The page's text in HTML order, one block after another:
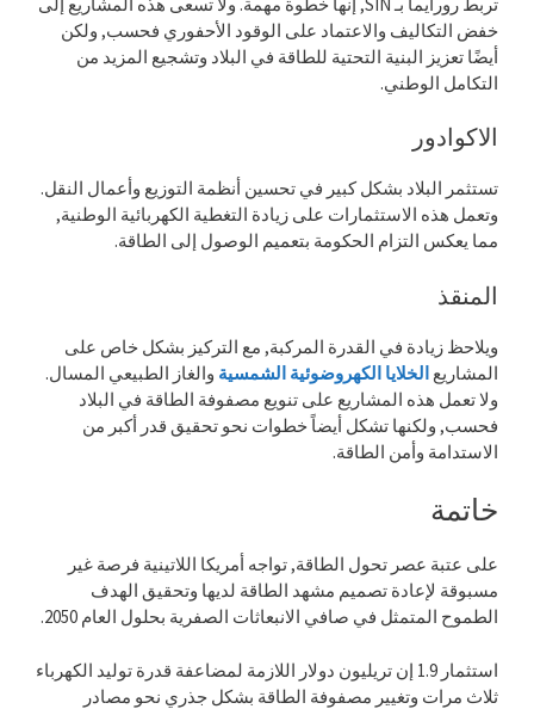
خفض التكاليف والاعتماد على الوقود الأحفوري فحسب, ولكن
أيضًا تعزيز البنية التحتية للطاقة في البلاد وتشجيع المزيد من
التكامل الوطني.
الاكوادور
تستثمر البلاد بشكل كبير في تحسين أنظمة التوزيع وأعمال النقل.
وتعمل هذه الاستثمارات على زيادة التغطية الكهربائية الوطنية,
مما يعكس التزام الحكومة بتعميم الوصول إلى الطاقة.
المنقذ
ويلاحظ زيادة في القدرة المركبة, مع التركيز بشكل خاص على
المشاريع الخلايا الكهروضوئية الشمسية والغاز الطبيعي المسال.
ولا تعمل هذه المشاريع على تنويع مصفوفة الطاقة في البلاد
فحسب, ولكنها تشكل أيضاً خطوات نحو تحقيق قدر أكبر من
الاستدامة وأمن الطاقة.
خاتمة
على عتبة عصر تحول الطاقة, تواجه أمريكا اللاتينية فرصة غير
مسبوقة لإعادة تصميم مشهد الطاقة لديها وتحقيق الهدف
الطموح المتمثل في صافي الانبعاثات الصفرية بحلول العام 2050.
استثمار 1.9 إن تريليون دولار اللازمة لمضاعفة قدرة توليد الكهرباء
ثلاث مرات وتغيير مصفوفة الطاقة بشكل جذري نحو مصادر